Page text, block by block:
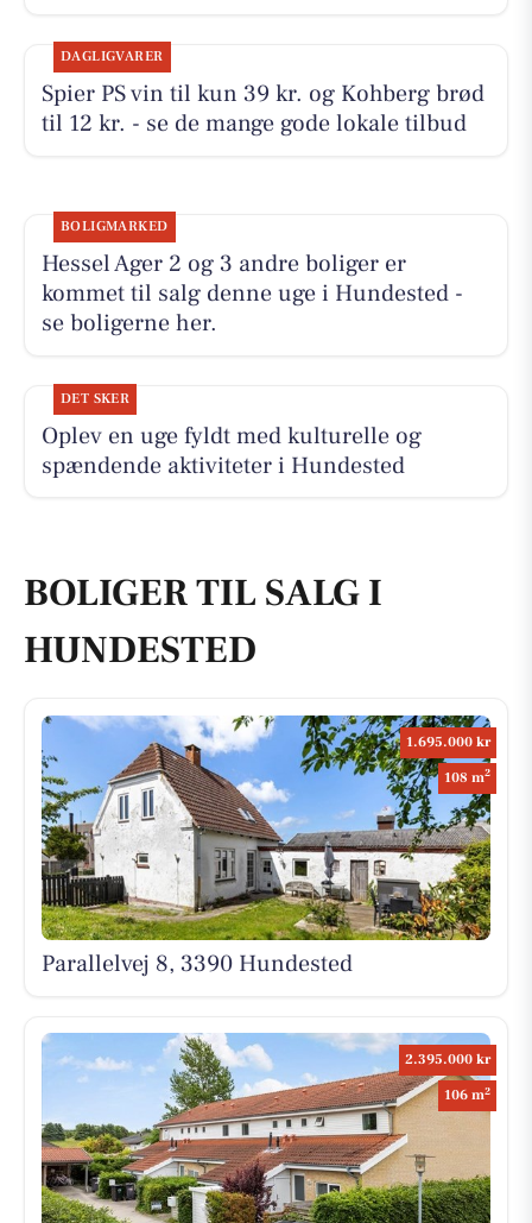
DAGLIGVARER
Spier PS vin til kun 39 kr. og Kohberg brød
til 12 kr. - se de mange gode lokale tilbud
BOLIGMARKED
Hessel Ager 2 og 3 andre boliger er
kommet til salg denne uge i Hundested -
se boligerne her.
DET SKER
Oplev en uge fyldt med kulturelle og
spændende aktiviteter i Hundested
BOLIGER TIL SALG I
HUNDESTED
1.695.000 kr
108 m2
Parallelvej 8, 3390 Hundested
2.395.000 kr
106 m2